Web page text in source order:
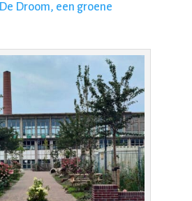
De Droom, een groene